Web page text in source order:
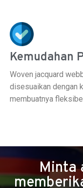
Kemudahan
Woven jacquard
disesuaikan dengan
membuatnya
Minta